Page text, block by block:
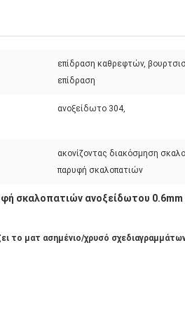
επίδραση καθρεφτών,
επίδραση
ανοξείδωτο 304,
ακονίζοντας διακόσμηση
παρυφή σκαλοπατιών
σκαλοπατιών ανοξείδωτου 0.6mm
το ματ ασημένιο/χρυσό